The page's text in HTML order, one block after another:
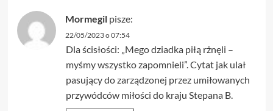
Mormegil pisze:
22/05/2023 o 07:54
Dla ścisłości: „Mego dziadka piłą rżnęli –
myśmy wszystko zapomnieli”. Cytat jak ulał
pasujący do zarządzonej przez umiłowanych
przywódców miłości do kraju Stepana B.